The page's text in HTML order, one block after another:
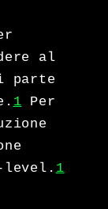
al
parte
1 Per
level. 1